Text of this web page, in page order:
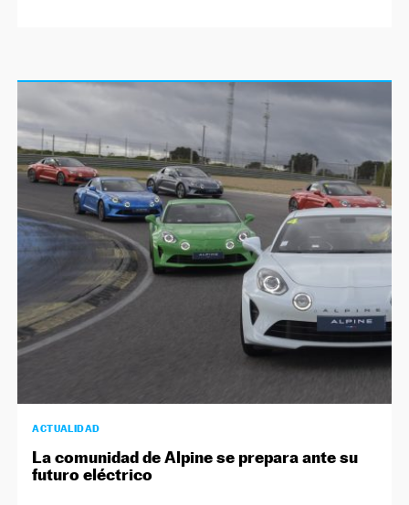
ACTUALIDAD
La comunidad de Alpine se prepara ante su
futuro eléctrico